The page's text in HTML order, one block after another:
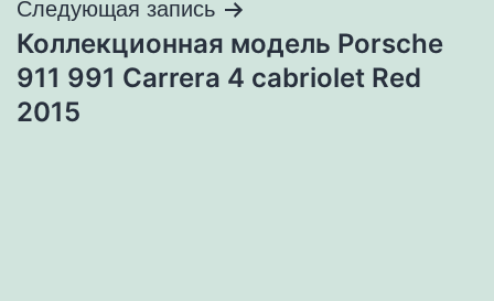
Следующая запись
Коллекционная модель Porsche
911 991 Carrera 4 cabriolet Red
2015